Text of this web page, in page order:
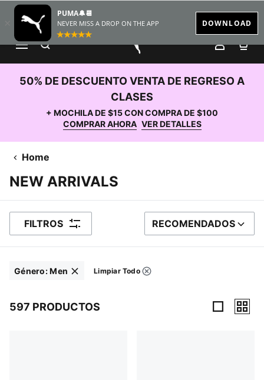
ENVÍO EN PEDIDOS $60 SEE DETAILS
PUMA.com
MI
50% DE DESCUENTO VENTA DE REGRESO A
CLASES
+ MOCHILA DE $15 CON COMPRA DE $100
COMPRAR AHORA VER DETALLES
Home
NEW ARRIVALS
FILTROS ORDENAR POR
RECOMENDADOS
Haga clic para eliminar
Género:Men Limpiar Todo
Filtros
597 PRODUCTOS